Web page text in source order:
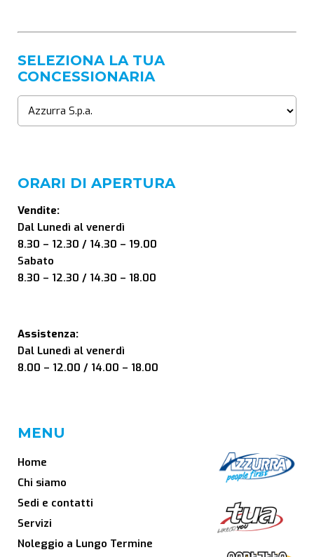
SELEZIONA LA TUA
CONCESSIONARIA
ORARI DI APERTURA
Vendite:
Dal Lunedì al venerdì
8.30 – 12.30 / 14.30 – 19.00
Sabato
8.30 – 12.30 / 14.30 – 18.00
Assistenza:
Dal Lunedì al venerdì
8.00 – 12.00 / 14.00 – 18.00
MENU
Home
Chi siamo
Sedi e contatti
Servizi
Noleggio a Lungo Termine